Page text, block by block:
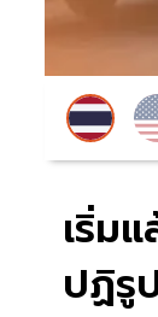
เริ่ม
ปฏิรู